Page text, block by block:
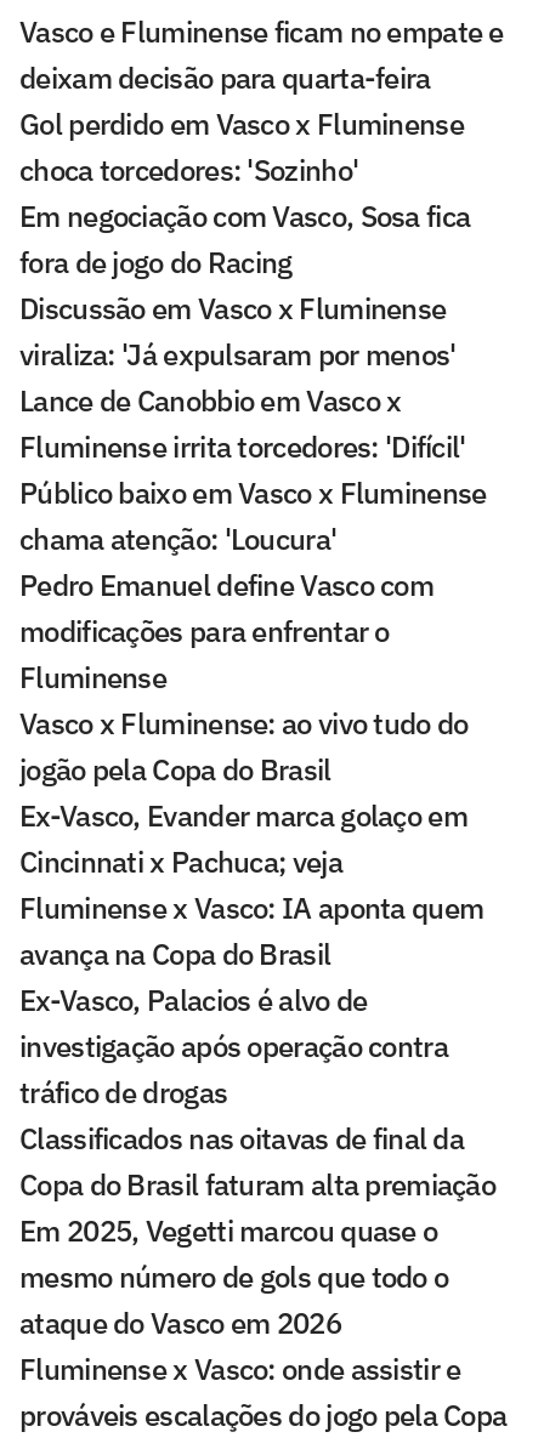
Vasco e Fluminense ficam no empate e
deixam decisão para quarta-feira
Gol perdido em Vasco x Fluminense
choca torcedores: 'Sozinho'
Em negociação com Vasco, Sosa fica
fora de jogo do Racing
Discussão em Vasco x Fluminense
viraliza: 'Já expulsaram por menos'
Lance de Canobbio em Vasco x
Fluminense irrita torcedores: 'Difícil'
Público baixo em Vasco x Fluminense
chama atenção: 'Loucura'
Pedro Emanuel define Vasco com
modificações para enfrentar o
Fluminense
Vasco x Fluminense: ao vivo tudo do
jogão pela Copa do Brasil
Ex-Vasco, Evander marca golaço em
Cincinnati x Pachuca; veja
Fluminense x Vasco: IA aponta quem
avança na Copa do Brasil
Ex-Vasco, Palacios é alvo de
investigação após operação contra
tráfico de drogas
Classificados nas oitavas de final da
Copa do Brasil faturam alta premiação
Em 2025, Vegetti marcou quase o
mesmo número de gols que todo o
ataque do Vasco em 2026
Fluminense x Vasco: onde assistir e
prováveis escalações do jogo pela Copa